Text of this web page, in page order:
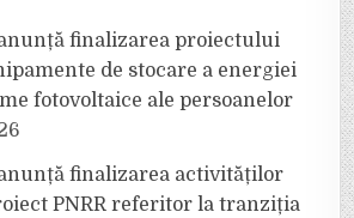
finalizarea proiectului
de stocare a energiei
fotovoltaice ale persoanelor
finalizarea activităților
PNRR referitor la tranziția